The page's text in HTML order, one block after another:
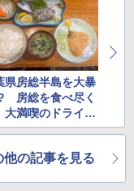
統計・移動から読み
)
ョン 山善] 傘みたいに
とテント ブラックコ
ズ メッシュ 3-4人用
テント エクルベージ
とテント キューブワ
ーティング フルクロ
単設置 ポップアップ
日本製 固まらない 1
(2個セット)
UVカット 防水 防災
(ブルー)
県房総半島を大暴
房総を食べ尽く
大満喫のドライブ
旅
他の記事を見る